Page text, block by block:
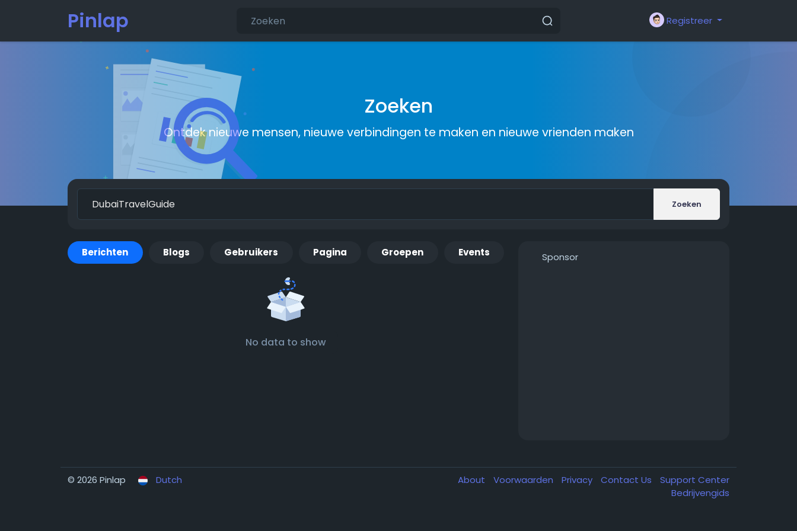
Pinlap Registreer
Zoeken
Ontdek nieuwe mensen, nieuwe verbindingen te maken en nieuwe vrienden maken
Zoeken
Berichten Blogs Gebruikers Pagina Groepen Events
No data to show
Sponsor
© 2026 Pinlap Dutch About Voorwaarden Privacy Contact Us
Support Center
Bedrijvengids